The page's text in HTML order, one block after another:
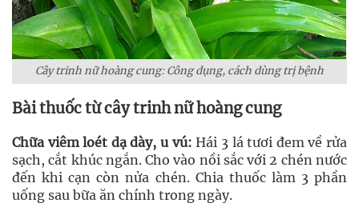
Cây trinh nữ hoàng cung: Công dụng, cách dùng trị bệnh
Bài thuốc từ cây trinh nữ hoàng cung
Chữa viêm loét dạ dày, u vú:Hái 3 lá tươi đem về rửa
sạch, cắt khúc ngắn. Cho vào nồi sắc với 2 chén nước
đến khi cạn còn nửa chén. Chia thuốc làm 3 phần
uống sau bữa ăn chính trong ngày.